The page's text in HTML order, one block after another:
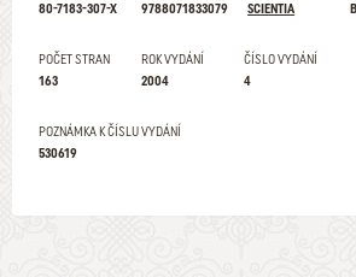
80-7183-307-X
9788071833079
SCIENTIA
POČET STRAN
163
ROK VYDÁNÍ
2004
ČÍSLO VYDÁNÍ
4
POZNÁMKA K ČÍSLU VYDÁNÍ
530619